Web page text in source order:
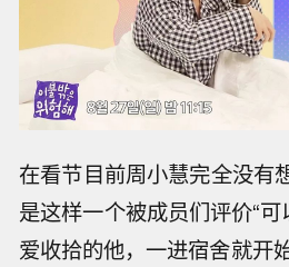
在看节目前周小慧完全没有
是这样一个被成员们评价“可
爱收拾的他，一进宿舍就开